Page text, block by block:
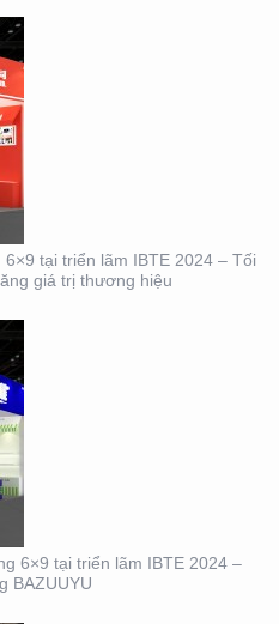
tại triển lãm IBTE 2024 – Tối
giá trị thương hiệu
6×9 tại triển lãm IBTE 2024 –
BAZUUYU